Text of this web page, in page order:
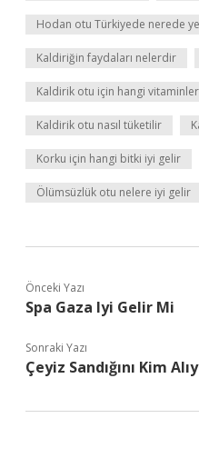
Hodan otu Türkiyede nerede
Kaldiriğin faydaları nelerdir
Kaldirik otu için hangi
Kaldirik otu nasıl tüketilir
Korku için hangi bitki iyi gelir
Ölümsüzlük otu nelere iyi gelir
Önceki Yazı
Spa Gaza Iyi Gelir Mi
Sonraki Yazı
Çeyiz Sandığını Kim